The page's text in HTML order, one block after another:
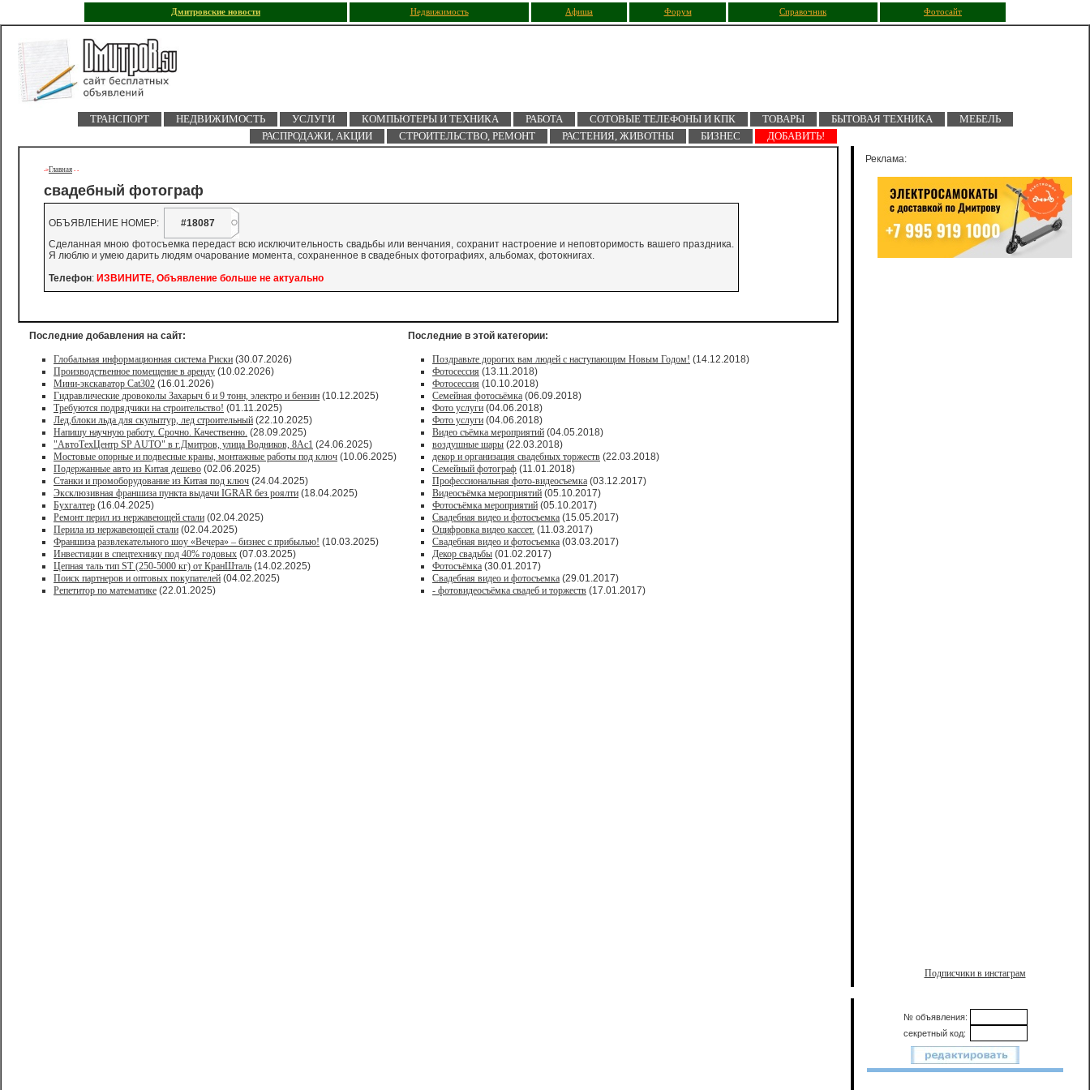
Дмитровские новости Недвижимость Афиша Форум Справочник Фотосайт
ТРАНСПОРТ НЕДВИЖИМОСТЬ УСЛУГИ КОМПЬЮТЕРЫ И ТЕХНИКА РАБОТА СОТОВЫЕ ТЕЛЕФОНЫ И КПК ТОВАРЫ БЫТОВАЯ ТЕХНИКА
МЕБЕЛЬ
РАСПРОДАЖИ, АКЦИИ
СТРОИТЕЛЬСТВО, РЕМОНТ РАСТЕНИЯ, ЖИВОТНЫ БИЗНЕС ДОБАВИТЬ!
->Главная - -
свадебный фотограф
ОБЪЯВЛЕНИЕ НОМЕР:
#18087
Сделанная мною фотосъемка передаст всю исключительность свадьбы или венчания, сохранит настроение и неповторимость вашего праздника.
Я люблю и умею дарить людям очарование момента, сохраненное в свадебных фотографиях, альбомах, фотокнигах.
Телефон: ИЗВИНИТЕ, Объявление больше не актуально
Последние добавления на сайт:
Глобальная информационная система Риски (30.07.2026)
Производственное помещение в аренду (10.02.2026)
Мини-экскаватор Cat302 (16.01.2026)
Гидравлические дровоколы Захарыч 6 и 9 тонн, электро и бензин (10.12.2025)
Требуются подрядчики на строительство! (01.11.2025)
Лед,блоки льда для скульптур, лед строительный (22.10.2025)
Напишу научную работу. Срочно. Качественно. (28.09.2025)
"АвтоТехЦентр SP AUTO" в г.Дмитров, улица Водников, 8Ас1 (24.06.2025)
Мостовые опорные и подвесные краны, монтажные работы под ключ (10.06.2025)
Подержанные авто из Китая дешево (02.06.2025)
Станки и промоборудование из Китая под ключ (24.04.2025)
Эксклюзивная франшиза пункта выдачи IGRAR без роялти (18.04.2025)
Бухгалтер (16.04.2025)
Ремонт перил из нержавеющей стали (02.04.2025)
Перила из нержавеющей стали (02.04.2025)
Франшиза развлекательного шоу «Вечера» – бизнес с прибылью! (10.03.2025)
Инвестиции в спецтехнику под 40% годовых (07.03.2025)
Цепная таль тип ST (250-5000 кг) от КранШталь (14.02.2025)
Поиск партнеров и оптовых покупателей (04.02.2025)
Репетитор по математике (22.01.2025)
Последние в этой категории:
Поздравьте дорогих вам людей с наступающим Новым Годом! (14.12.2018)
Фотосессия (13.11.2018)
Фотосессия (10.10.2018)
Семейная фотосьёмка (06.09.2018)
Фото услуги (04.06.2018)
Фото услуги (04.06.2018)
Видео съёмка мероприятий (04.05.2018)
воздушные шары (22.03.2018)
декор и организация свадебных торжеств (22.03.2018)
Семейный фотограф (11.01.2018)
Профессиональная фото-видеосъемка (03.12.2017)
Видеосъёмка мероприятий (05.10.2017)
Фотосъёмка мероприятий (05.10.2017)
Свадебная видео и фотосъемка (15.05.2017)
Оцифровка видео кассет. (11.03.2017)
Свадебная видео и фотосъемка (03.03.2017)
Декор свадьбы (01.02.2017)
Фотосъёмка (30.01.2017)
Свадебная видео и фотосъемка (29.01.2017)
- фотовидеосъёмка свадеб и торжеств (17.01.2017)
Реклама:
Подписчики в инстаграм
№ объявления:
секретный код: